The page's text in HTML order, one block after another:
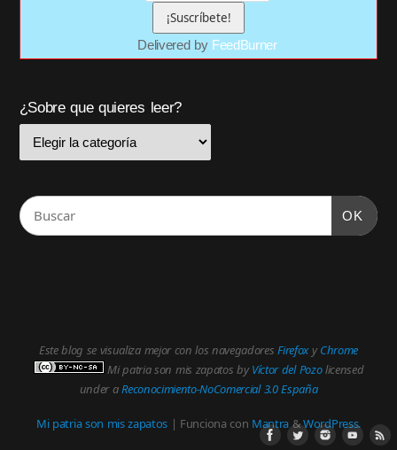
Delivered by FeedBurner
¿Sobre que quieres leer?
OK
Este blog se visualiza mejor con los navegadoresFirefoxyChrome
Mi patria son mis zapatos byVíctor del Pozolicensed
under aReconocimiento-NoComercial 3.0 España
Mi patria son mis zapatos | Funciona con Mantra&WordPress.